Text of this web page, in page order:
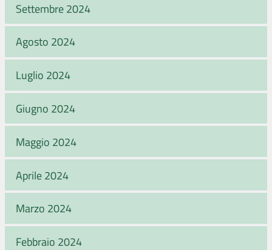
Settembre 2024
Agosto 2024
Luglio 2024
Giugno 2024
Maggio 2024
Aprile 2024
Marzo 2024
Febbraio 2024